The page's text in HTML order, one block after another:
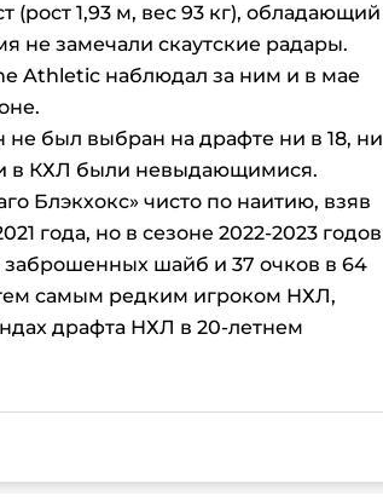
(рост 1,93 м, вес 93 кг), обладающий
не замечали скаутские радары.
Athletic наблюдал за ним и в мае
не был выбран на драфте ни в 18, ни
в КХЛ были невыдающимися.
Блэкхокс» чисто по наитию, взяв
года, но в сезоне 2022-2023 годов
заброшенных шайб и 37 очков в 64
самым редким игроком НХЛ,
драфта НХЛ в 20-летнем